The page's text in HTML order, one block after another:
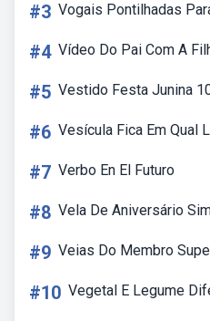
#3 Vogais Pontilhadas
#4 Vídeo Do Pai Com A
#5 Vestido Festa Junina
#6 Vesícula Fica Em Qual
#7 Verbo En El Futuro
#8 Vela De Aniversário
#9 Veias Do Membro
#10 Vegetal E Legume